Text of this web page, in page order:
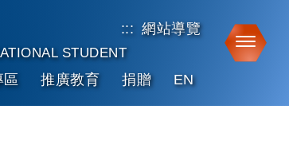
::: 網站導覽
STUDENT
區 推廣教育 捐贈 EN